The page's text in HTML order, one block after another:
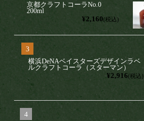
京都クラフトコーラNo.0
200ml
¥2,160(税込)
横浜DeNAベイスターズデザインラベ
ルクラフトコーラ（スターマン）
¥2,916(税込)